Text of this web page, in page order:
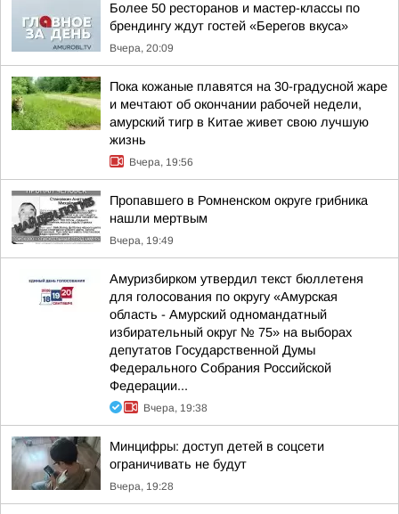
Более 50 ресторанов и мастер-классы по
брендингу ждут гостей «Берегов вкуса»
Вчера, 20:09
Пока кожаные плавятся на 30-градусной жаре
и мечтают об окончании рабочей недели,
амурский тигр в Китае живет свою лучшую
жизнь
Вчера, 19:56
Пропавшего в Ромненском округе грибника
нашли мертвым
Вчера, 19:49
Амуризбирком утвердил текст бюллетеня
для голосования по округу «Амурская
область - Амурский одномандатный
избирательный округ № 75» на выборах
депутатов Государственной Думы
Федерального Собрания Российской
Федерации...
Вчера, 19:38
Минцифры: доступ детей в соцсети
ограничивать не будут
Вчера, 19:28